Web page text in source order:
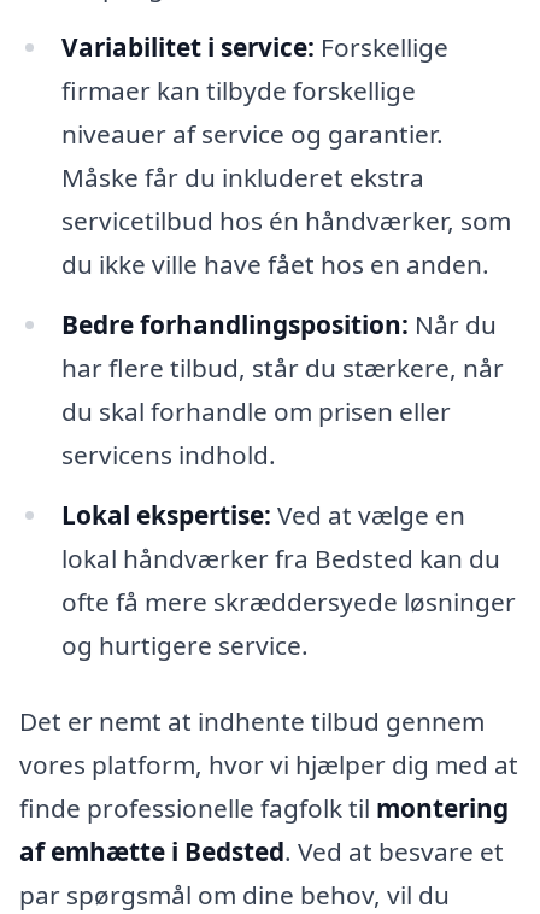
Variabilitet i service: Forskellige
firmaer kan tilbyde forskellige
niveauer af service og garantier.
Måske får du inkluderet ekstra
servicetilbud hos én håndværker, som
du ikke ville have fået hos en anden.
Bedre forhandlingsposition: Når du
har flere tilbud, står du stærkere, når
du skal forhandle om prisen eller
servicens indhold.
Lokal ekspertise: Ved at vælge en
lokal håndværker fra Bedsted kan du
ofte få mere skræddersyede løsninger
og hurtigere service.
Det er nemt at indhente tilbud gennem
vores platform, hvor vi hjælper dig med at
finde professionelle fagfolk til montering
af emhætte i Bedsted. Ved at besvare et
par spørgsmål om dine behov, vil du